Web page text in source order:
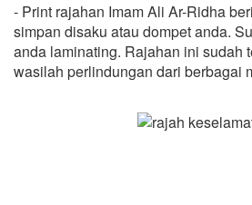
- Print rajahan Imam Ali Ar-Ridha
simpan disaku atau dompet anda.
anda laminating. Rajahan ini sudah
wasilah perlindungan dari berbagai